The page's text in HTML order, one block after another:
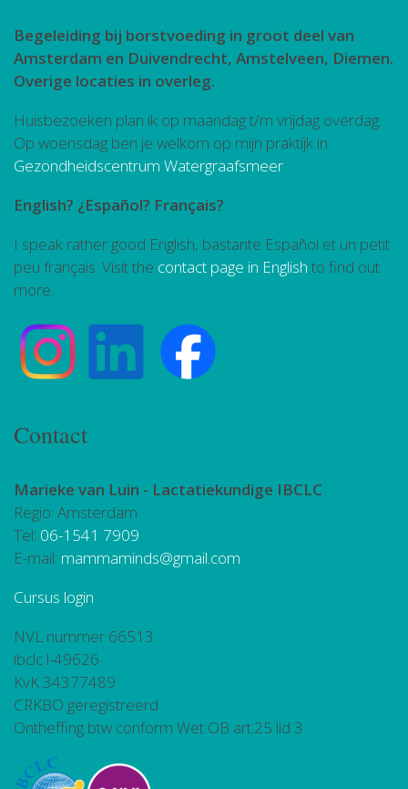
Begeleiding bij borstvoeding in groot deel van
Amsterdam en Duivendrecht, Amstelveen, Diemen.
Overige locaties in overleg.
Huisbezoeken plan ik op maandag t/m vrijdag overdag.
Op woensdag ben je welkom op mijn praktijk in
Gezondheidscentrum Watergraafsmeer
English? ¿Español? Français?
I speak rather good English, bastante Español et un petit
peu français. Visit the contact page in English to find out
more.
Contact
Marieke van Luin - Lactatiekundige IBCLC
Regio: Amsterdam
Tel: 06-1541 7909
E-mail: mammaminds@gmail.com
Cursus login
NVL nummer 66513
ibclc l-49626
KvK 34377489
CRKBO geregistreerd
Ontheffing btw conform Wet OB art.25 lid 3